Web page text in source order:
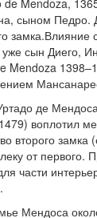
de Mendoza,
сыном Педро.
замка.Влияние
сын Диего,
Mendoza
де
воплотил
второго
от первого.
части
Мендоса